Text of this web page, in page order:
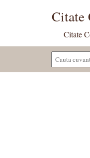
Citate
Citate